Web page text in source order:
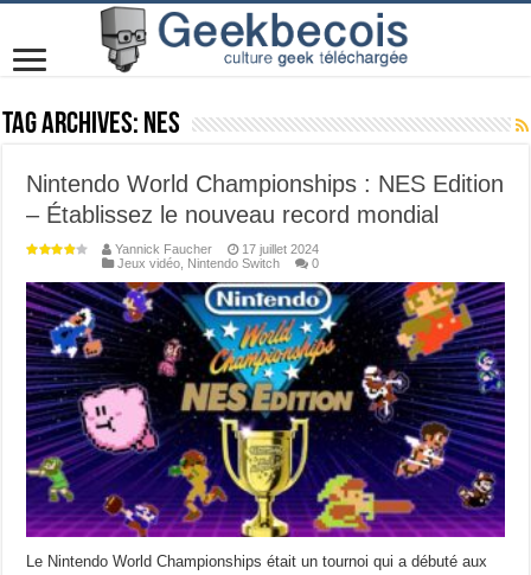
Tag Archives: NES
Nintendo World Championships : NES Edition
– Établissez le nouveau record mondial
Yannick Faucher
17 juillet 2024
Jeux vidéo Nintendo Switch 0
Le Nintendo World Championships était un tournoi qui a débuté aux